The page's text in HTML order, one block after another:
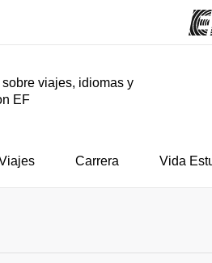
sobre viajes, idiomas y
EF
Carrera Vida